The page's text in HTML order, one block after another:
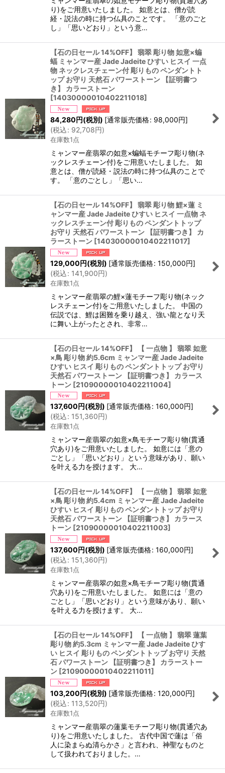
り)をご用意いたしました。 如意とは、僧が読
経・説法の時に持つ仏具のことです。 「意のごと
し」「思いどおり」という意…
【石の日セール 14%OFF】 翡翠 彫り物 如意×蝙
蝠 ミャンマー産 Jade Jadeite ひすい ヒスイ 一点
物 ネックレスチェーン付 彫りもの ペンダントト
ップ お守り 天然石 パワーストーン 【証明書つ
き】 カラーストーン
[14030000010402211018]
84,280円(税別) [通常販売価格: 98,000円]
(税込: 92,708円)
在庫数1点
ミャンマー産翡翠の如意×蝙蝠モチーフ彫り物(ネ
ックレスチェーン付)をご用意いたしました。 如
意とは、僧が読経・説法の時に持つ仏具のことで
す。 「意のごとし」「思い…
【石の日セール 14%OFF】 翡翠 彫り物 鯉×蓮 ミ
ャンマー産 Jade Jadeite ひすい ヒスイ 一点物 ネ
ックレスチェーン付 彫りもの ペンダントトップ
お守り 天然石 パワーストーン 【証明書つき】 カ
ラーストーン [14030000010402211017]
129,000円(税別) [通常販売価格: 150,000円]
(税込: 141,900円)
在庫数1点
ミャンマー産翡翠の鯉×蓮モチーフ彫り物(ネック
レスチェーン付)をご用意いたしました。 中国の
伝説では、鯉は困難を乗り越え、強い龍となり天
に舞い上がったとされ、非常…
【石の日セール 14%OFF】 【 一点物 】 翡翠 如意
×鳥 彫り物 約5.6cm ミャンマー産 Jade Jadeite
ひすい ヒスイ 彫りもの ペンダントトップ お守り
天然石 パワーストーン 【証明書つき】 カラース
トーン [21090000010402211004]
137,600円(税別) [通常販売価格: 160,000円]
(税込: 151,360円)
在庫数1点
ミャンマー産翡翠の如意×鳥モチーフ彫り物(貫通
穴あり)をご用意いたしました。 如意には「意の
ごとし」「思いどおり」という意味があり、願い
を叶える力を授けます。 大…
【石の日セール 14%OFF】 【 一点物 】 翡翠 如意
×鳥 彫り物 約5.4cm ミャンマー産 Jade Jadeite
ひすい ヒスイ 彫りもの ペンダントトップ お守り
天然石 パワーストーン 【証明書つき】 カラース
トーン [21090000010402211003]
137,600円(税別) [通常販売価格: 160,000円]
(税込: 151,360円)
在庫数1点
ミャンマー産翡翠の如意×鳥モチーフ彫り物(貫通
穴あり)をご用意いたしました。 如意には「意の
ごとし」「思いどおり」という意味があり、願い
を叶える力を授けます。 大…
【石の日セール 14%OFF】 【 一点物 】 翡翠 蓮葉
彫り物 約5.3cm ミャンマー産 Jade Jadeite ひす
い ヒスイ 彫りもの ペンダントトップ お守り 天然
石 パワーストーン 【証明書つき】 カラーストー
ン [21090000010402211011]
103,200円(税別) [通常販売価格: 120,000円]
(税込: 113,520円)
在庫数1点
ミャンマー産翡翠の蓮葉モチーフ彫り物(貫通穴あ
り)をご用意いたしました。 古代中国で蓮は「俗
人に染まらぬ清らかさ」と言われ、神聖なものと
して扱われておりました。…